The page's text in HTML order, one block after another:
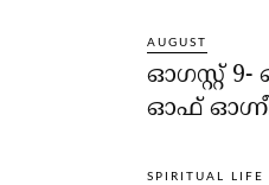
AUGUST
ഓഗസ്റ്റ്
ഓഫ്
SPIRITUAL LIFE